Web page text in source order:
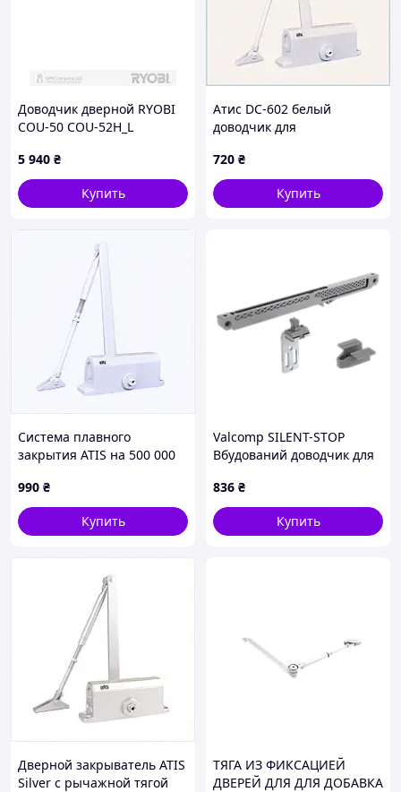
Доводчик дверной RYOBI
COU-50 COU-52H_L
5 940 ₴
Купить
Атис DC-602 белый
доводчик для
конструкций 666361AKE7
720 ₴
Купить
Система плавного
закрытия ATIS на 500 000
990 ₴
Купить
Valcomp SILENT-STOP
Вбудований доводчик для
кг
836 ₴
Купить
Дверной закрыватель ATIS
Silver с рычажной тягой
ТЯГА ИЗ ФИКСАЦИЕЙ
ДВЕРЕЙ ДЛЯ ДЛЯ ДОБАВКА